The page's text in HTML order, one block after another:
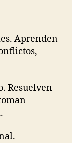
Aprenden
Resuelven